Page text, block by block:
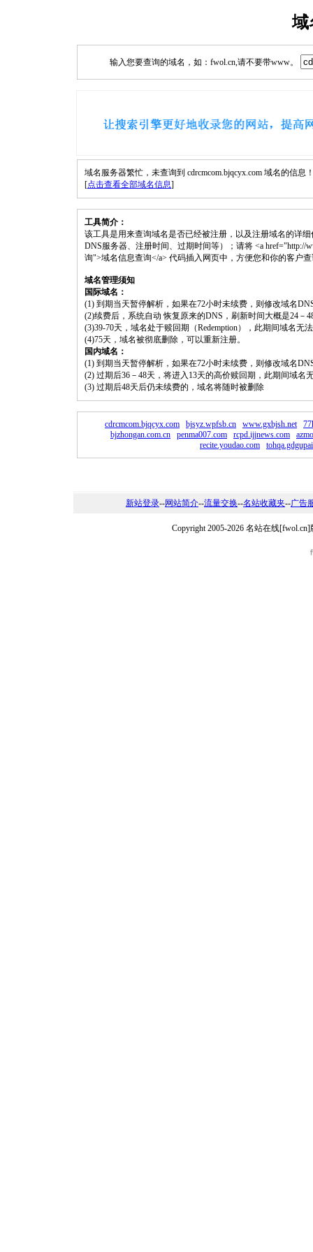
域
输入您要查询的域名，如：fwol.cn,请不要带www。
域名服务器繁忙，未查询到 cdrcmcom.bjqcyx.com 域名的信息
[点击查看全部域名信息]
工具简介：
该工具是用来查询域名是否已经被注册，以及注册域名的详
DNS服务器、注册时间、过期时间等）；请将 <a href="http://
询">域名信息查询</a> 代码插入网页中，方便您和你的客户
域名管理须知
国际域名：
(1) 到期当天暂停解析，如果在72小时未续费，则修改域名
(2)续费后，系统自动 恢复原来的DNS，刷新时间大概是24－
(3)39-70天，域名处于赎回期（Redemption），此期间域名无
(4)75天，域名被彻底删除，可以重新注册。
国内域名：
(1) 到期当天暂停解析，如果在72小时未续费，则修改域名
(2) 过期后36－48天，将进入13天的高价赎回期，此期间域名
(3) 过期后48天后仍未续费的，域名将随时被删除
cdrcmcom.bjqcyx.com bjsyz.wpfsb.cn www.gxbjsh.net
bjzhongan.com.cn
penma007.com rcpd.ijjnews.com
recite.youdao.com
新站登录--网站简介--流量交换--名站收藏夹--广告
Copyright 2005-2026 名站在线